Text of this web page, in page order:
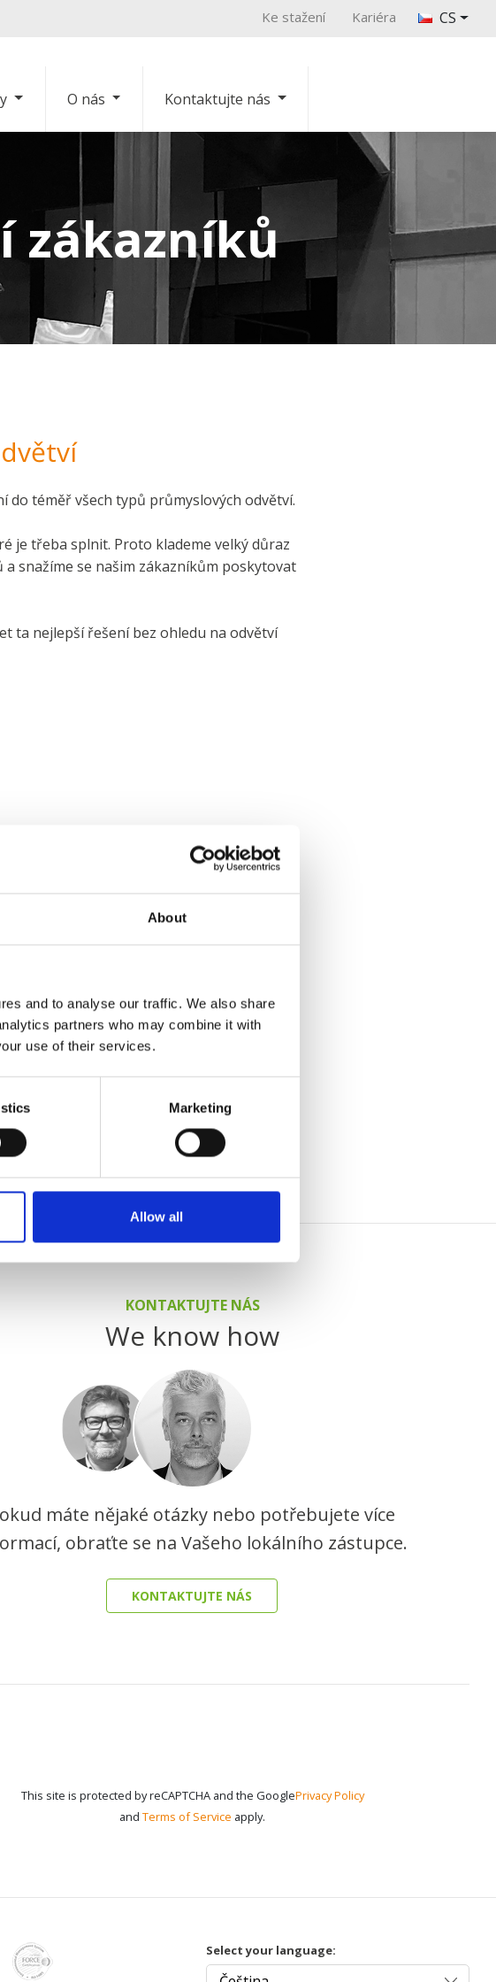
About
and to analyse our traffic. We also share
partners who may combine it with
use of their services.
Marketing
Allow all
Ke stažení Kariéra CS
O nás Kontaktujte nás
zákazníků
do téměř všech typů průmyslových odvětví.
je třeba splnit. Proto klademe velký důraz
snažíme se našim zákazníkům poskytovat
ta nejlepší řešení bez ohledu na odvětví
KONTAKTUJTE NÁS
We know how
máte nějaké otázky nebo potřebujete více
obraťte se na Vašeho lokálního zástupce.
KONTAKTUJTE NÁS
This site is protected by reCAPTCHA and the GooglePrivacy Policy
and Terms of Service apply.
Select your language: